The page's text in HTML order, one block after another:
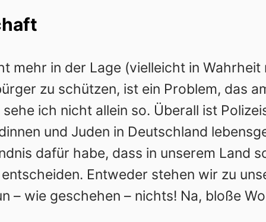
mehr in der Lage (vielleicht in
zu schützen, ist ein Problem, das
ich nicht allein so. Überall ist
und Juden in Deutschland
dafür habe, dass in unserem Land
Entweder stehen wir zu
– wie geschehen – nichts! Na, bloße